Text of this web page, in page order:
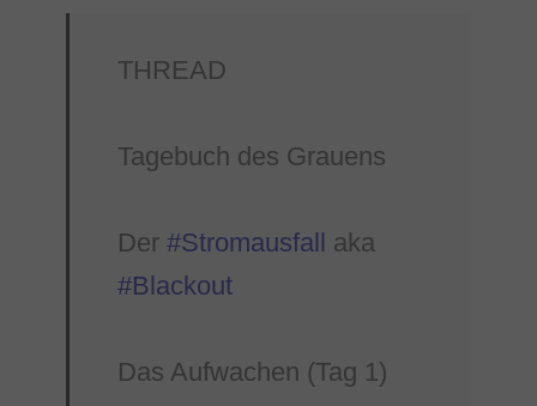
THREAD
Tagebuch des Grauens
Der #Stromausfall aka
#Blackout
Das Aufwachen (Tag 1)